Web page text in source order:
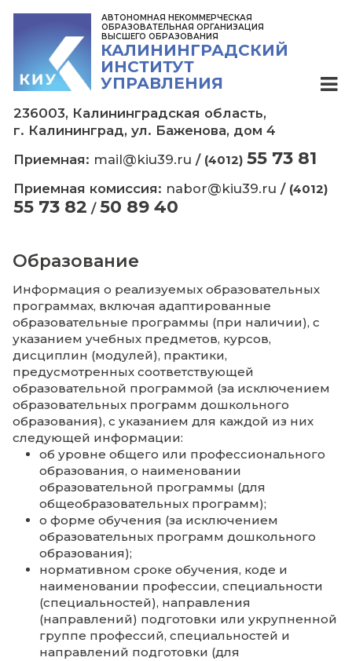
АВТОНОМНАЯ НЕКОММЕРЧЕСКАЯ
ОБРАЗОВАТЕЛЬНАЯ ОРГАНИЗАЦИЯ
ВЫСШЕГО ОБРАЗОВАНИЯ
КАЛИНИНГРАДСКИЙ
ИНСТИТУТ
236003, Калининградская область,
г. Калининград, ул. Баженова, дом 4
Приемная:mail@kiu39.ru/(4012) 55 73
Образование
Информация о реализуемых
программах, включая адаптированные
образовательные программы (при
указанием учебных предметов, курсов,
дисциплин (модулей), практики,
предусмотренных соответствующей
образовательной программой (за
образовательных программ дошкольного
образования), с указанием для каждой из
следующей информации:
об уровне общего или
образования, о наименовании
образовательной программы (для
общеобразовательных программ);
о форме обучения (за исключением
образовательных программ